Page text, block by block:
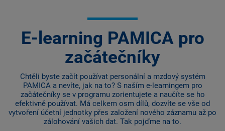
E-learning PAMICA pro
začátečníky
Chtěli byste začít používat personální a mzdový systém
PAMICA a nevíte, jak na to? S naším e-learningem pro
začátečníky se v programu zorientujete a naučíte se ho
efektivně používat. Má celkem osm dílů, dozvíte se vše od
vytvoření účetní jednotky přes založení nového záznamu až po
zálohování vašich dat. Tak pojďme na to.